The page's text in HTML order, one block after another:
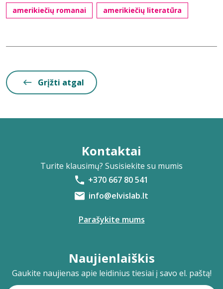
amerikiečių romanai amerikiečių literatūra
Grįžti atgal
Kontaktai
Turite klausimų? Susisiekite su mumis
+370 667 80 541
info@elvislab.lt
Parašykite mums
Naujienlaiškis
Gaukite naujienas apie leidinius tiesiai į savo el. paštą!